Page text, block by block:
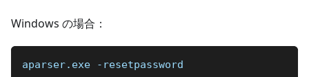
Windows の場合：
aparser.exe -resetpassword